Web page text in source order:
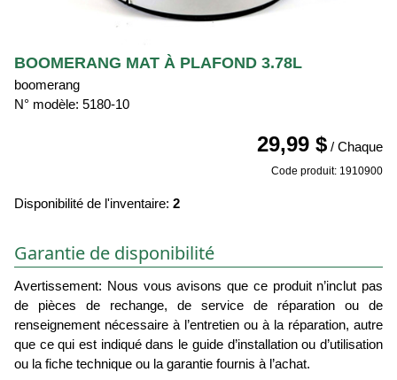
BOOMERANG MAT À PLAFOND 3.78L
boomerang
N° modèle: 5180-10
29,99 $ / Chaque
Code produit: 1910900
Disponibilité de l'inventaire: 2
Garantie de disponibilité
Avertissement: Nous vous avisons que ce produit n’inclut pas
de pièces de rechange, de service de réparation ou de
renseignement nécessaire à l’entretien ou à la réparation, autre
que ce qui est indiqué dans le guide d’installation ou d’utilisation
ou la fiche technique ou la garantie fournis à l’achat.